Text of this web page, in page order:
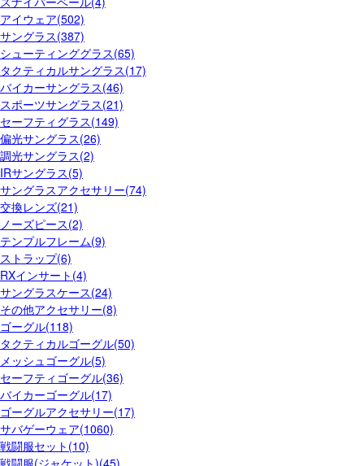
アイウェア(502)
サングラス(387)
シューティンググラス(65)
タクティカルサングラス(17)
バイカーサングラス(46)
スポーツサングラス(21)
セーフティグラス(149)
偏光サングラス(26)
調光サングラス(2)
IRサングラス(5)
サングラスアクセサリー(74)
交換レンズ(21)
ノーズピース(2)
テンプルフレーム(9)
ストラップ(6)
RXインサート(4)
サングラスケース(24)
その他アクセサリー(8)
ゴーグル(118)
タクティカルゴーグル(50)
メッシュゴーグル(5)
セーフティゴーグル(36)
バイカーゴーグル(17)
ゴーグルアクセサリー(17)
サバゲーウェア(1060)
戦闘服セット(10)